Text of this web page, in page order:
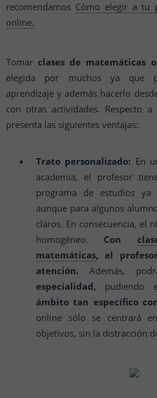
recomendamos Cómo elegir a tu
online.
Tomar clases de matemáticas
elegida por muchos ya que
aprendizaje y además hacerlo
con otras actividades. Respecto
presenta las siguientes ventajas:
Trato personalizado: En
academia, el profesor
programa de estudios ya
aunque para algunos
claros. En consecuencia, el
homogéneo. Con
matemáticas, el
atención. Además,
especialidad, pudiendo
ámbito tan específico
online sólo se centrará
objetivos, sin la distracción